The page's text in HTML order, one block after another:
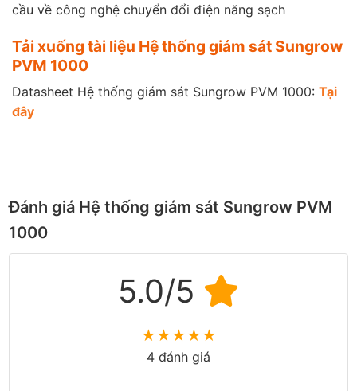
cầu về công nghệ chuyển đổi điện năng sạch
Tải xuống tài liệu Hệ thống giám sát Sungrow
PVM 1000
Datasheet Hệ thống giám sát Sungrow PVM 1000: Tại
đây
Đánh giá Hệ thống giám sát Sungrow PVM
1000
5.0/5
★★★★★
4 đánh giá